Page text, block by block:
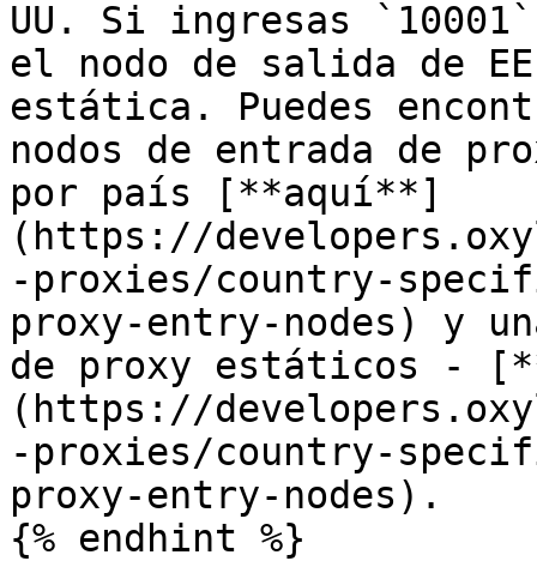
UU. Si ingresas
el nodo de salida de
estática. Puedes
nodos de entrada de
por país [**aquí**]
(https://
-proxies/country-
proxy-entry-nodes) y
de proxy estáticos -
(https://
-proxies/country-
proxy-entry-nodes).
{% endhint %}